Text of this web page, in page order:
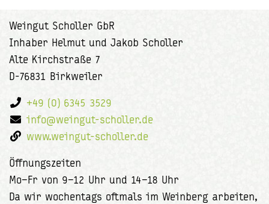
Weingut Scholler GbR
Inhaber Helmut und Jakob Scholler
Alte Kirchstraße 7
D-76831 Birkweiler
+49 (0) 6345 3529
info@weingut-scholler.de
www.weingut-scholler.de
Öffnungszeiten
Mo–Fr von 9–12 Uhr und 14–18 Uhr
Da wir wochentags oftmals im Weinberg arbeiten,